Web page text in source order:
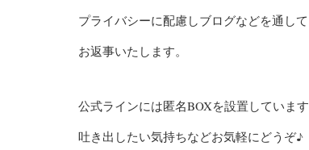
プライバシーに配慮しブログなどを通して
お返事いたします。
公式ラインには匿名BOXを設置しています
吐き出したい気持ちなどお気軽にどうぞ♪